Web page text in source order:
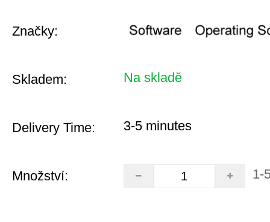
Značky:
Skladem: Na skladě
Delivery Time: 3-5 minutes
Množství: 1-